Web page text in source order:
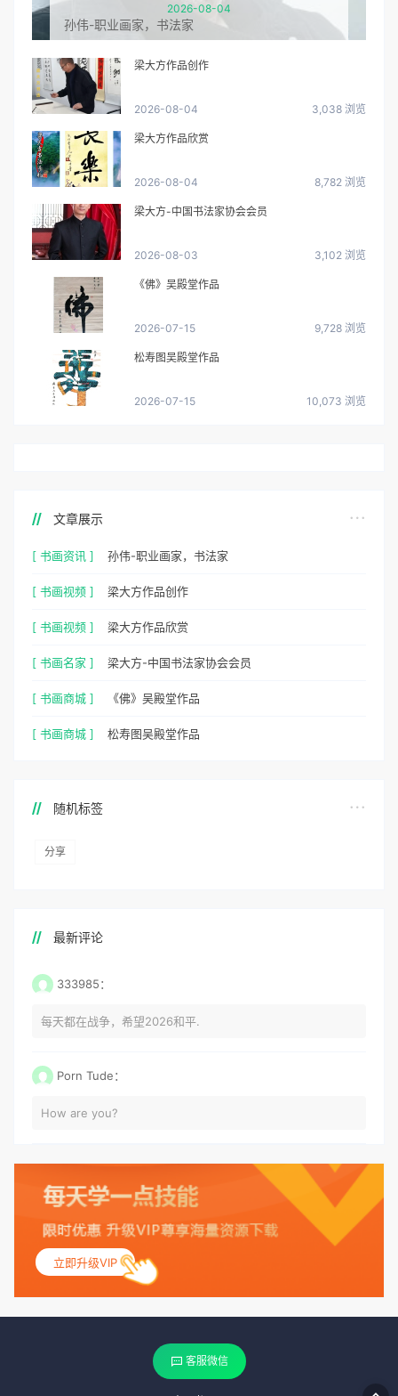
2026-08-04
孙伟-职业画家，书法家
梁大方作品创作
2026-08-04 3,038 浏览
梁大方作品欣赏
2026-08-04 8,782 浏览
梁大方-中国书法家协会会员
2026-08-03 3,102 浏览
《佛》吴殿堂作品
2026-07-15 9,728 浏览
松寿图吴殿堂作品
2026-07-15 10,073 浏览
文章展示
[ 书画资讯 ] 孙伟-职业画家，书法家
[ 书画视频 ] 梁大方作品创作
[ 书画视频 ] 梁大方作品欣赏
[ 书画名家 ] 梁大方-中国书法家协会会员
[ 书画商城 ] 《佛》吴殿堂作品
[ 书画商城 ] 松寿图吴殿堂作品
随机标签
分享
最新评论
333985：
每天都在战争，希望2026和平.
Porn Tude：
How are you?
立即升级VIP
客服微信